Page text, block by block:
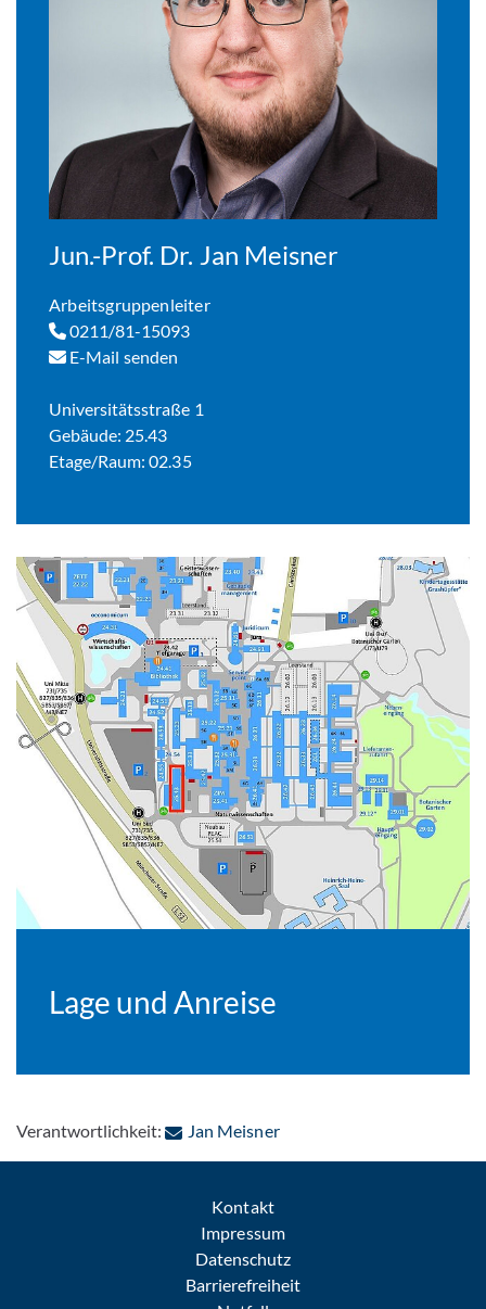
Jun.-Prof. Dr. Jan Meisner
Arbeitsgruppenleiter
0211/81-15093
E-Mail senden
Universitätsstraße 1
Gebäude: 25.43
Etage/Raum: 02.35
Lage und Anreise
Verantwortlichkeit: Jan Meisner: Per E-Mail kontaktieren
Kontakt
Impressum
Datenschutz
Barrierefreiheit